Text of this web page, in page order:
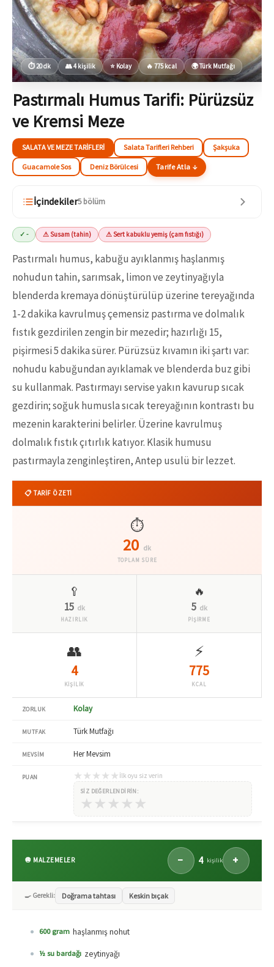
⏱ 20 dk 👥 4 kişilik ⭐ Kolay 🔥 775 kcal 🌍 Türk Mutfağı
Pastırmalı Humus Tarifi: Pürüzsüz
ve Kremsi Meze
SALATA VE MEZE TARIFLERI Salata Tarifleri Rehberi Şakşuka
Guacamole Sos Deniz Börülcesi Tarife Atla ↓
İçindekiler5 bölüm
✓ - ⚠ Susam (tahin) ⚠ Sert kabuklu yemiş (çam fıstığı)
Pastırmalı humus, kabuğu ayıklanmış haşlanmış
nohudun tahin, sarımsak, limon ve zeytinyağıyla
blenderda kremaya dönüştürülüp üzerine tereyağında
1-2 dakika kavrulmuş çemensiz pastırma ve dolmalık
fıstık gezdirilen zengin bir mezedir; hazırlığı 15,
pişirmesi 5 dakika sürer. Pürüzsüz kıvamın iki şartı var:
nohudu kabuğundan ayıklamak ve blenderda buz gibi
su kullanmak. Pastırmayı servise yakın kavurup sıcak
gezdirin; soğuk humusla sıcak tereyağının kontrastı bu
mezenin karakterini belirler. Üzerine kavrulmuş
dolmalık fıstık çıtırlık katıyor. Klasik humusu
pastırmayla zenginleştiren, Antep usulü bir lezzet.
📋 TARİF ÖZETİ
⏱️
20 dk
TOPLAM SÜRE
🥄
15 dk
HAZIRLIK
🔥
5 dk
PİŞİRME
👥
4
KİŞİLİK
⚡
775
KCAL
ZORLUK Kolay
MUTFAK Türk Mutfağı
MEVSIM Her Mevsim
PUAN ★ ★ ★ ★ ★ İlk oyu siz verin
SIZ DEĞERLENDIRIN:
★ ★ ★ ★ ★
🧅 MALZEMELER − 4 kişilik +
🍳 Gerekli: Doğrama tahtası Keskin bıçak
600 gram haşlanmış nohut
½ su bardağı zeytinyağı